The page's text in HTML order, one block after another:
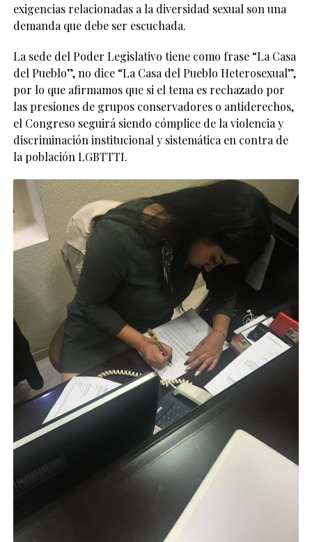
exigencias relacionadas a la diversidad sexual son una
demanda que debe ser escuchada.
La sede del Poder Legislativo tiene como frase “La Casa
del Pueblo”, no dice “La Casa del Pueblo Heterosexual”,
por lo que afirmamos que si el tema es rechazado por
las presiones de grupos conservadores o antiderechos,
el Congreso seguirá siendo cómplice de la violencia y
discriminación institucional y sistemática en contra de
la población LGBTTTI.